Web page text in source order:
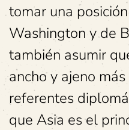
tomar una
Washington y de
también asumir
ancho y ajeno
referentes
que Asia es el